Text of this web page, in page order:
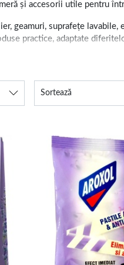
și accesorii utile pentru
geamuri, suprafețe lavabile,
practice, adaptate
Categoria include și
unei atmosfere plăcute în
nu trebuie amestecate între
Sortează